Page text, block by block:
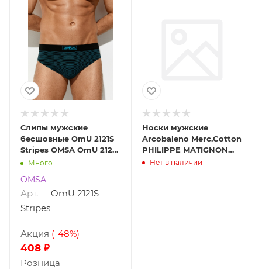
Слипы мужские
бесшовные OmU 2121S
Stripes OMSA OmU 2121S
Stripes
Много
OMSA
Арт.
OmU 2121S
Stripes
408 ₽
Акция (-48%)
Розница
Носки мужские
Arcobaleno Merc.Cotton
PHILIPPE MATIGNON
PHM Arcobaleno
Нет в наличии